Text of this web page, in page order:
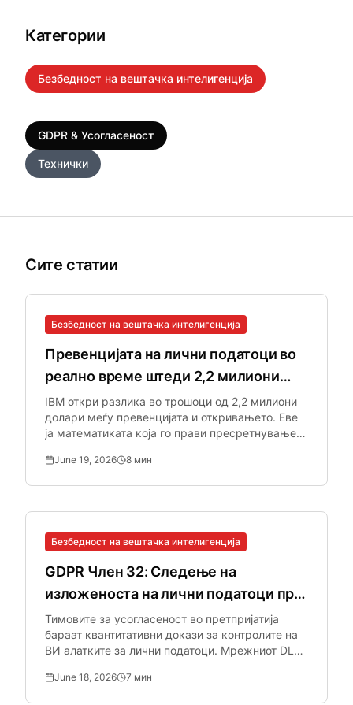
Категории
Безбедност на вештачка интелигенција
GDPR & Усогласеност
Технички
Сите статии
Безбедност на вештачка интелигенција
Превенцијата на лични податоци во
реално време штеди 2,2 милиони
долари
IBM откри разлика во трошоци од 2,2 милиони
долари меѓу превенцијата и откривањето. Еве
ја математиката која го прави пресретнувањето
неопционално за безбедносните тимови.
June 19, 2026 8 мин
Безбедност на вештачка интелигенција
GDPR Член 32: Следење на
изложеноста на лични податоци при
употреба на ВИ алатки
Тимовите за усогласеност во претпријатија
бараат квантитативни докази за контролите на
ВИ алатките за лични податоци. Мрежниот DLP
прелистувачот.
June 18, 2026 7 мин